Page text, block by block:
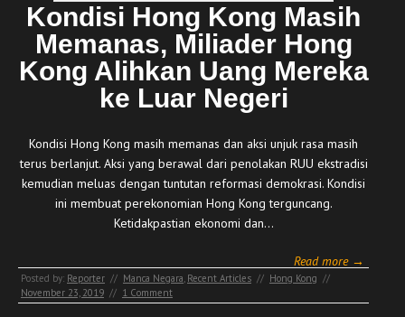
Kondisi Hong Kong Masih
Memanas, Miliader Hong
Kong Alihkan Uang Mereka
ke Luar Negeri
Kondisi Hong Kong masih memanas dan aksi unjuk rasa masih
terus berlanjut. Aksi yang berawal dari penolakan RUU ekstradisi
kemudian meluas dengan tuntutan reformasi demokrasi. Kondisi
ini membuat perekonomian Hong Kong terguncang.
Ketidakpastian ekonomi dan…
Read more →
Posted by: Reporter // Manca Negara Recent Articles // Hong Kong //
November 23, 2019 // 1 Comment